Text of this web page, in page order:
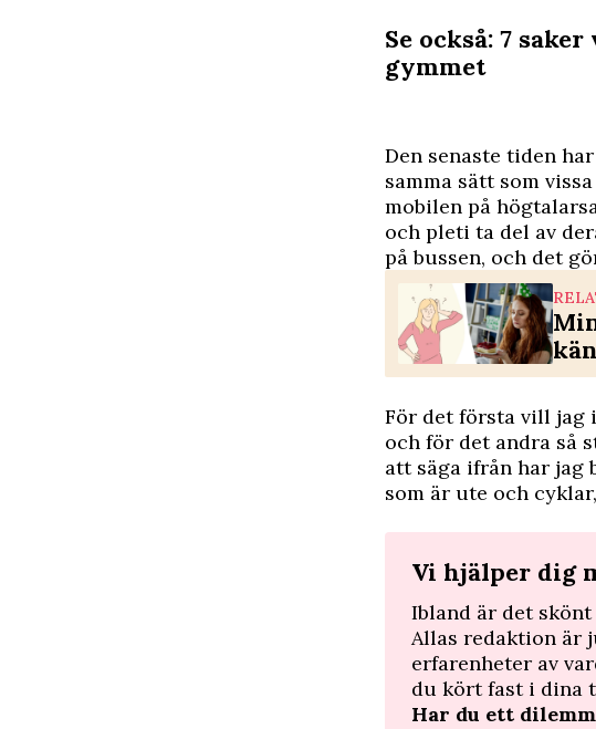
Se också: 7
gymmet
Den senaste tiden
samma sätt som
mobilen på
och pleti ta del av
på bussen, och det
För det första vill jag
och för det andra så
att säga ifrån har jag
som är ute och
Vi hjälper dig
Ibland är det
Allas redaktion är
erfarenheter av
du kört fast i dina
Har du ett